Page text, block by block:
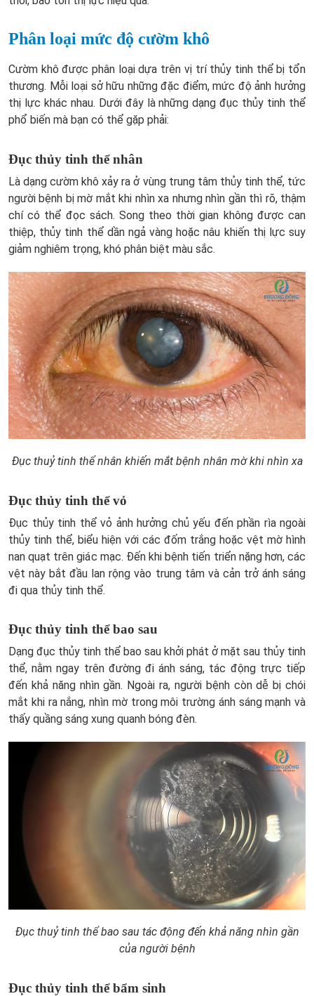
Phân loại mức độ cườm khô
Cườm khô được phân loại dựa trên vị trí thủy tinh thể bị tổn
thương. Mỗi loại sở hữu những đặc điểm, mức độ ảnh hưởng
thị lực khác nhau. Dưới đây là những dạng đục thủy tinh thể
phổ biến mà bạn có thể gặp phải:
Đục thủy tinh thể nhân
Là dạng cườm khô xảy ra ở vùng trung tâm thủy tinh thể, tức
người bệnh bị mờ mắt khi nhìn xa nhưng nhìn gần thì rõ, thậm
chí có thể đọc sách. Song theo thời gian không được can
thiệp, thủy tinh thể dần ngả vàng hoặc nâu khiến thị lực suy
giảm nghiêm trọng, khó phân biệt màu sắc.
Đục thuỷ tinh thể nhân khiến mắt bệnh nhân mờ khi nhìn xa
Đục thủy tinh thể vỏ
Đục thủy tinh thể vỏ ảnh hưởng chủ yếu đến phần rìa ngoài
thủy tinh thể, biểu hiện với các đốm trắng hoặc vệt mờ hình
nan quạt trên giác mạc. Đến khi bệnh tiến triển nặng hơn, các
vệt này bắt đầu lan rộng vào trung tâm và cản trở ánh sáng
đi qua thủy tinh thể.
Đục thủy tinh thể bao sau
Dạng đục thủy tinh thể bao sau khởi phát ở mặt sau thủy tinh
thể, nằm ngay trên đường đi ánh sáng, tác động trực tiếp
đến khả năng nhìn gần. Ngoài ra, người bệnh còn dễ bị chói
mắt khi ra nắng, nhìn mờ trong môi trường ánh sáng mạnh và
thấy quầng sáng xung quanh bóng đèn.
Đục thuỷ tinh thể bao sau tác động đến khả năng nhìn gần
của người bệnh
Đục thủy tinh thể bẩm sinh